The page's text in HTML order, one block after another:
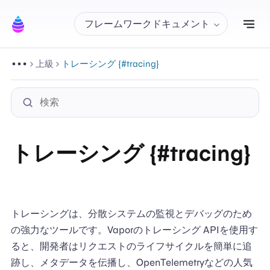
フレームワークドキュメント ナ
上級 トレーシング {#tracing}
トレーシング {#tracing}
トレーシングは、分散システムの監視とデバッグのため
の強力なツールです。Vaporのトレーシング APIを使用す
ると、開発者はリクエストのライフサイクルを簡単に追
跡し、メタデータを伝播し、OpenTelemetryなどの人気